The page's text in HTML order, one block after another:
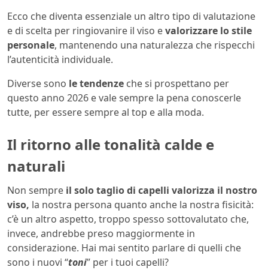
Ecco che diventa essenziale un altro tipo di valutazione
e di scelta per ringiovanire il viso evalorizzare lo stile
personale, mantenendo una naturalezza che rispecchi
l’autenticità individuale.
Diverse sono le tendenze che si prospettano per
questo anno 2026 e vale sempre la pena conoscerle
tutte, per essere sempre al top e alla moda.
Il ritorno alle tonalità calde e
naturali
Non sempre il solo taglio di capelli valorizza il nostro
viso, la nostra persona quanto anche la nostra fisicità:
c’è un altro aspetto, troppo spesso sottovalutato che,
invece, andrebbe preso maggiormente in
considerazione. Hai mai sentito parlare di quelli che
sono i nuovi “toni” per i tuoi capelli?